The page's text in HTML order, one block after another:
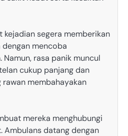
kejadian segera memberikan
mencoba
Namun, rasa panik muncul
cukup panjang dan
membahayakan
mereka menghubungi
Ambulans datang dengan